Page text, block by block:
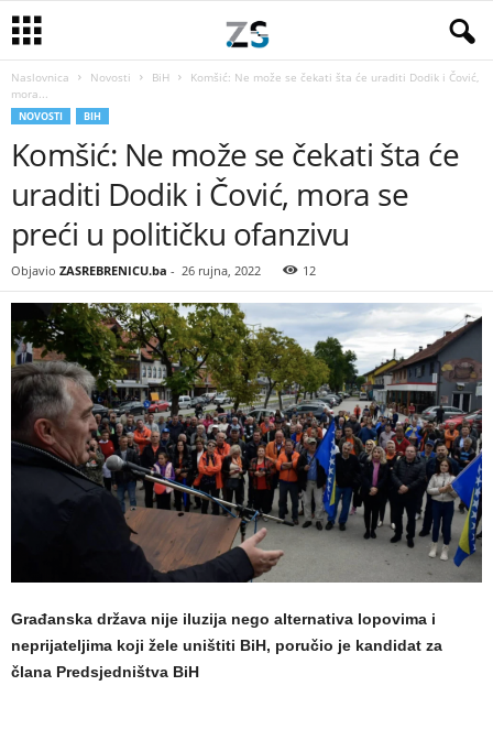
Naslovnica Novosti BiH
Komšić: Ne može se čekati šta će uraditi Dodik i Čović,
mora...
NOVOSTI BIH
Komšić: Ne može se čekati šta će
uraditi Dodik i Čović, mora se
preći u političku ofanzivu
Objavio ZASREBRENICU.ba - 26 rujna, 2022 12
Građanska država nije iluzija nego alternativa lopovima i
neprijateljima koji žele uništiti BiH, poručio je kandidat za
člana Predsjedništva BiH